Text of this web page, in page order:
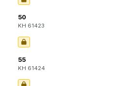
50
KH 61423
55
KH 61424